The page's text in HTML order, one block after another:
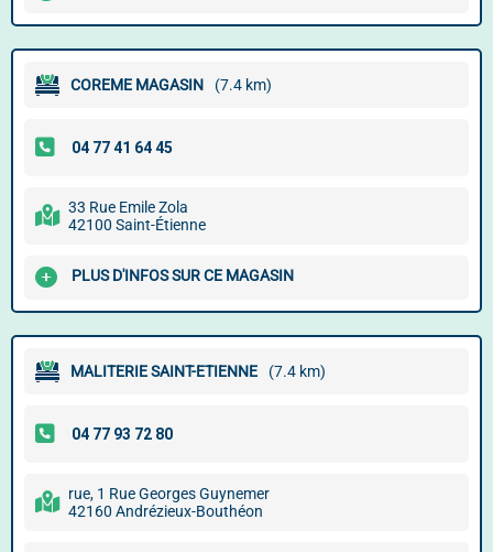
COREME MAGASIN (7.4 km)
33 Rue Emile Zola
42100 Saint-Étienne
PLUS D'INFOS SUR CE MAGASIN
MALITERIE SAINT-ETIENNE (7.4 km)
rue, 1 Rue Georges Guynemer
42160 Andrézieux-Bouthéon